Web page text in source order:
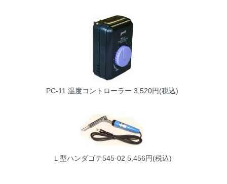
PC-11 温度コントローラー 3,520円(税込)
Ｌ型ハンダゴテ545-02 5,456円(税込)